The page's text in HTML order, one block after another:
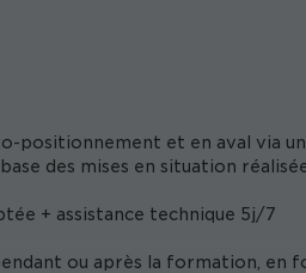
positionnement et en aval via un
des mises en situation
+ assistance technique 5j/7
ou après la formation, en